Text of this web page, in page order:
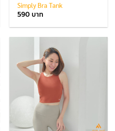
Simply Bra Tank
590